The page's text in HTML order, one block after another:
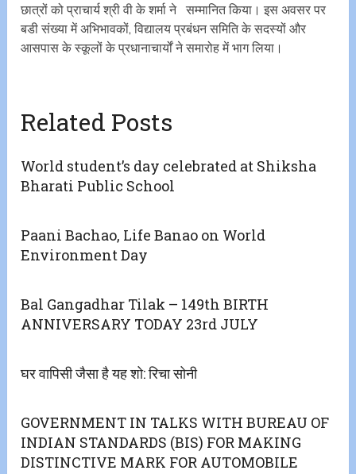
छात्रों को प्राचार्य श्री वी के शर्मा ने सम्मानित किया। इस अवसर पर
बडी संख्या में अभिभावकों, विद्यालय प्रबंधन समिति के सदस्यों और
आसपास के स्कूलों के प्रधानाचार्यों ने समारोह में भाग लिया।
Related Posts
World student’s day celebrated at Shiksha
Bharati Public School
Paani Bachao, Life Banao on World
Environment Day
Bal Gangadhar Tilak – 149th BIRTH
ANNIVERSARY TODAY 23rd JULY
घर वापिसी जैसा है यह शो: रिचा सोनी
GOVERNMENT IN TALKS WITH BUREAU OF
INDIAN STANDARDS (BIS) FOR MAKING
DISTINCTIVE MARK FOR AUTOMOBILE